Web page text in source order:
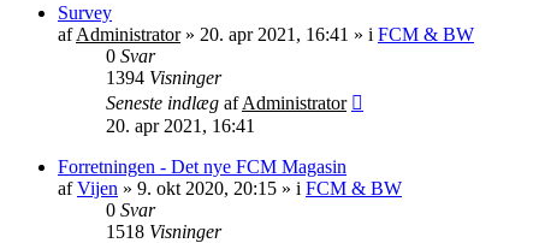
Survey
afAdministrator» 20. apr 2021, 16:41 » i FCM & BW
0 Svar
1394 Visninger
Seneste indlæg afAdministrator
20. apr 2021, 16:41
Forretningen - Det nye FCM Magasin
afVijen » 9. okt 2020, 20:15 » i FCM & BW
0 Svar
1518 Visninger